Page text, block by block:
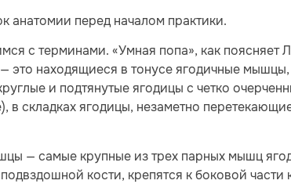
анатомии перед началом практики.
с терминами. «Умная попа», как поясняет
это находящиеся в тонусе ягодичные
и подтянутые ягодицы с четко
в складках ягодицы, незаметно
— самые крупные из трех парных мышц
кости, крепятся к боковой части